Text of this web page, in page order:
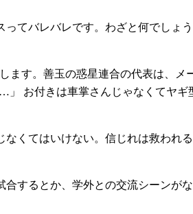
てバレバレです。わざと何でしょ
ます。善玉の惑星連合の代表は、メ
お付きは車掌さんじゃなくてヤギ
くてはいけない。信じれは救われ
するとか、学外との交流シーンが